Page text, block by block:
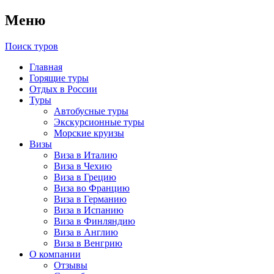
Меню
Поиск туров
Главная
Горящие туры
Отдых в России
Туры
Автобусные туры
Экскурсионные туры
Морские круизы
Визы
Виза в Италию
Виза в Чехию
Виза в Грецию
Виза во Францию
Виза в Германию
Виза в Испанию
Виза в Финляндию
Виза в Англию
Виза в Венгрию
О компании
Отзывы